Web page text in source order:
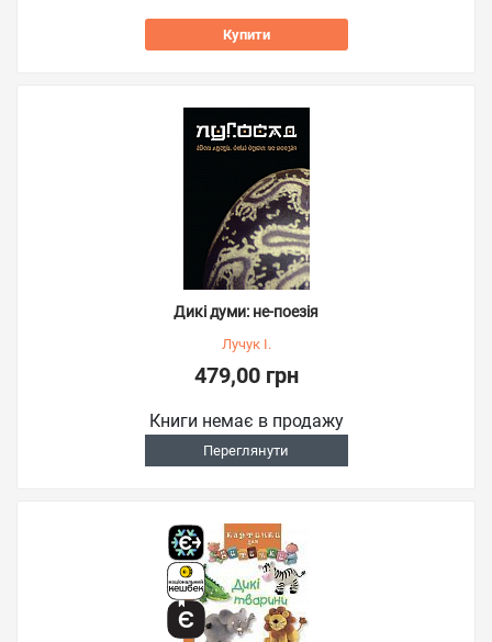
Купити
Дикі думи: не-поезія
Лучук І.
479,00 грн
Книги немає в продажу
Переглянути